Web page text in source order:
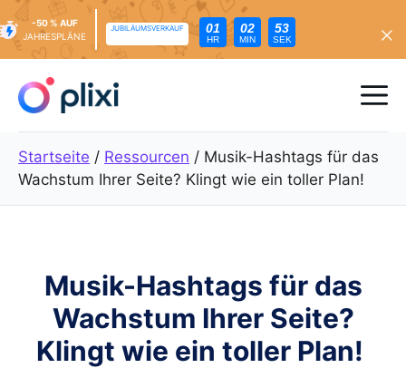
Inhalt
springen
-50 % AUF
JAHRESPLÄNE
JUBILÄUMSVERKAUF 01
HR
02
MIN
51
SEK
Startseite / Ressourcen / Musik-Hashtags für das
Wachstum Ihrer Seite? Klingt wie ein toller Plan!
Musik-Hashtags für das
Wachstum Ihrer Seite?
Klingt wie ein toller Plan!